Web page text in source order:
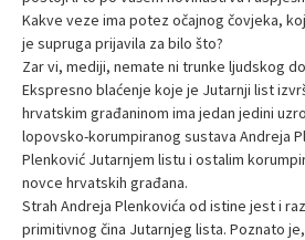
Kakve veze ima potez očajnog čovjeka,
je supruga prijavila za bilo što?
Zar vi, mediji, nemate ni trunke ljudskog
Ekspresno blaćenje koje je Jutarnji list
hrvatskim građaninom ima jedan jedini
lopovsko-korumpiranog sustava Andreja
Plenković Jutarnjem listu i ostalim
novce hrvatskih građana.
Strah Andreja Plenkovića od istine jest i
primitivnog čina Jutarnjeg lista. Poznato